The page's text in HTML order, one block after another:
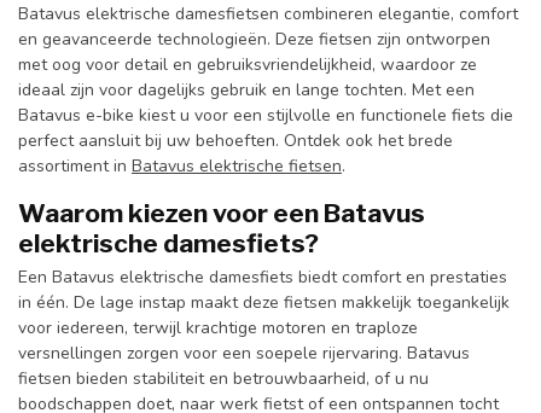
Batavus elektrische damesfietsen combineren elegantie, comfort
en geavanceerde technologieën. Deze fietsen zijn ontworpen
met oog voor detail en gebruiksvriendelijkheid, waardoor ze
ideaal zijn voor dagelijks gebruik en lange tochten. Met een
Batavus e-bike kiest u voor een stijlvolle en functionele fiets die
perfect aansluit bij uw behoeften. Ontdek ook het brede
assortiment in Batavus elektrische fietsen.
Waarom kiezen voor een Batavus
elektrische damesfiets?
Een Batavus elektrische damesfiets biedt comfort en prestaties
in één. De lage instap maakt deze fietsen makkelijk toegankelijk
voor iedereen, terwijl krachtige motoren en traploze
versnellingen zorgen voor een soepele rijervaring. Batavus
fietsen bieden stabiliteit en betrouwbaarheid, of u nu
boodschappen doet, naar werk fietst of een ontspannen tocht